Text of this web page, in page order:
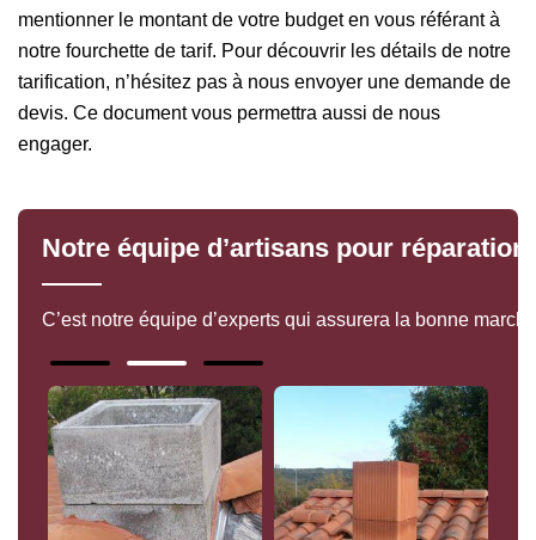
mentionner le montant de votre budget en vous référant à
notre fourchette de tarif. Pour découvrir les détails de notre
tarification, n’hésitez pas à nous envoyer une demande de
devis. Ce document vous permettra aussi de nous
engager.
Notre équipe d’artisans pour réparation
C’est notre équipe d’experts qui assurera la bonne